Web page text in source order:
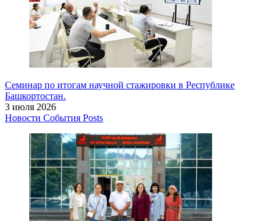
Семинар по итогам научной стажировки в Республике
Башкортостан.
3 июля 2026
Новости События Posts